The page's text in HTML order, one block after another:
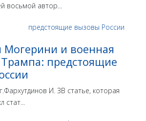
восьмой автор...
Могерини и военная
предстоящие
И. ЗВ статье, которая